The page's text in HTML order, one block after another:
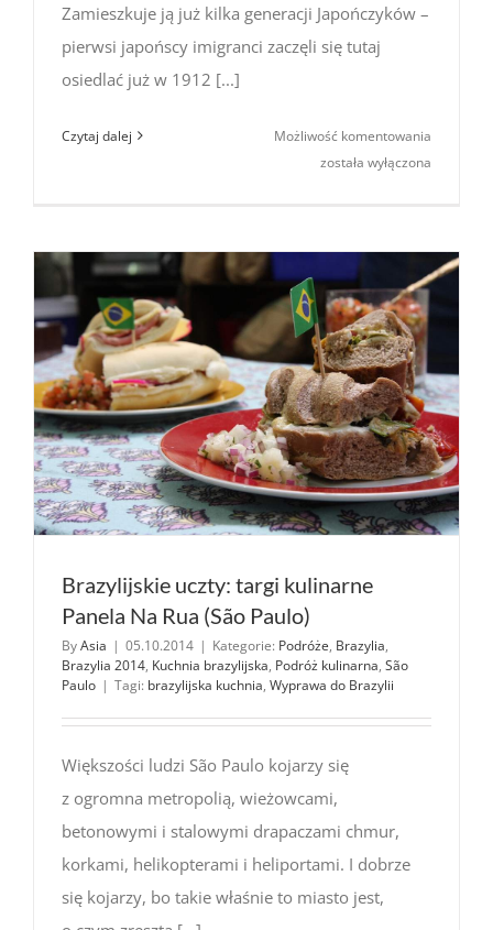
Zamieszkuje ją już kilka generacji Japończyków –
pierwsi japońscy imigranci zaczęli się tutaj
osiedlać już w 1912 [...]
Czytaj dalej Możliwość komentowania
w São
została wyłączona
Brazylijskie uczty: targi kulinarne
Panela Na Rua (São Paulo)
ByAsia | 05.10.2014 | Kategorie: Podróże, Brazylia,
Brazylia 2014, Kuchnia brazylijska, Podróż kulinarna, São
Paulo | Tagi: brazylijska kuchnia, Wyprawa do Brazylii
Większości ludzi São Paulo kojarzy się
z ogromna metropolią, wieżowcami,
betonowymi i stalowymi drapaczami chmur,
korkami, helikopterami i heliportami. I dobrze
się kojarzy, bo takie właśnie to miasto jest,